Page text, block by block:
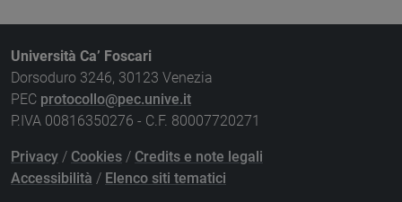
Università Ca’ Foscari
Dorsoduro 3246, 30123 Venezia
PEC protocollo@pec.unive.it
P.IVA 00816350276 - C.F. 80007720271
Privacy / Cookies / Credits e note legali
Accessibilità / Elenco siti tematici